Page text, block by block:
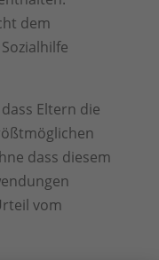
dem
Eltern die
dass diesem
vom